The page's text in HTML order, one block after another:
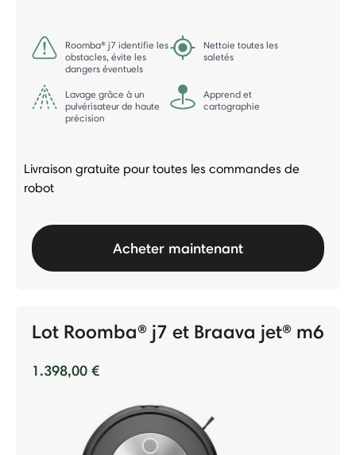
Roomba® j7 identifie les
obstacles, évite les
dangers éventuels
Nettoie toutes les
saletés
Lavage grâce à un
pulvérisateur de haute
précision
Apprend et
cartographie
Livraison gratuite pour toutes les commandes de
robot
Acheter maintenant
Lot Roomba® j7 et Braava jet® m6
1.398,00 €